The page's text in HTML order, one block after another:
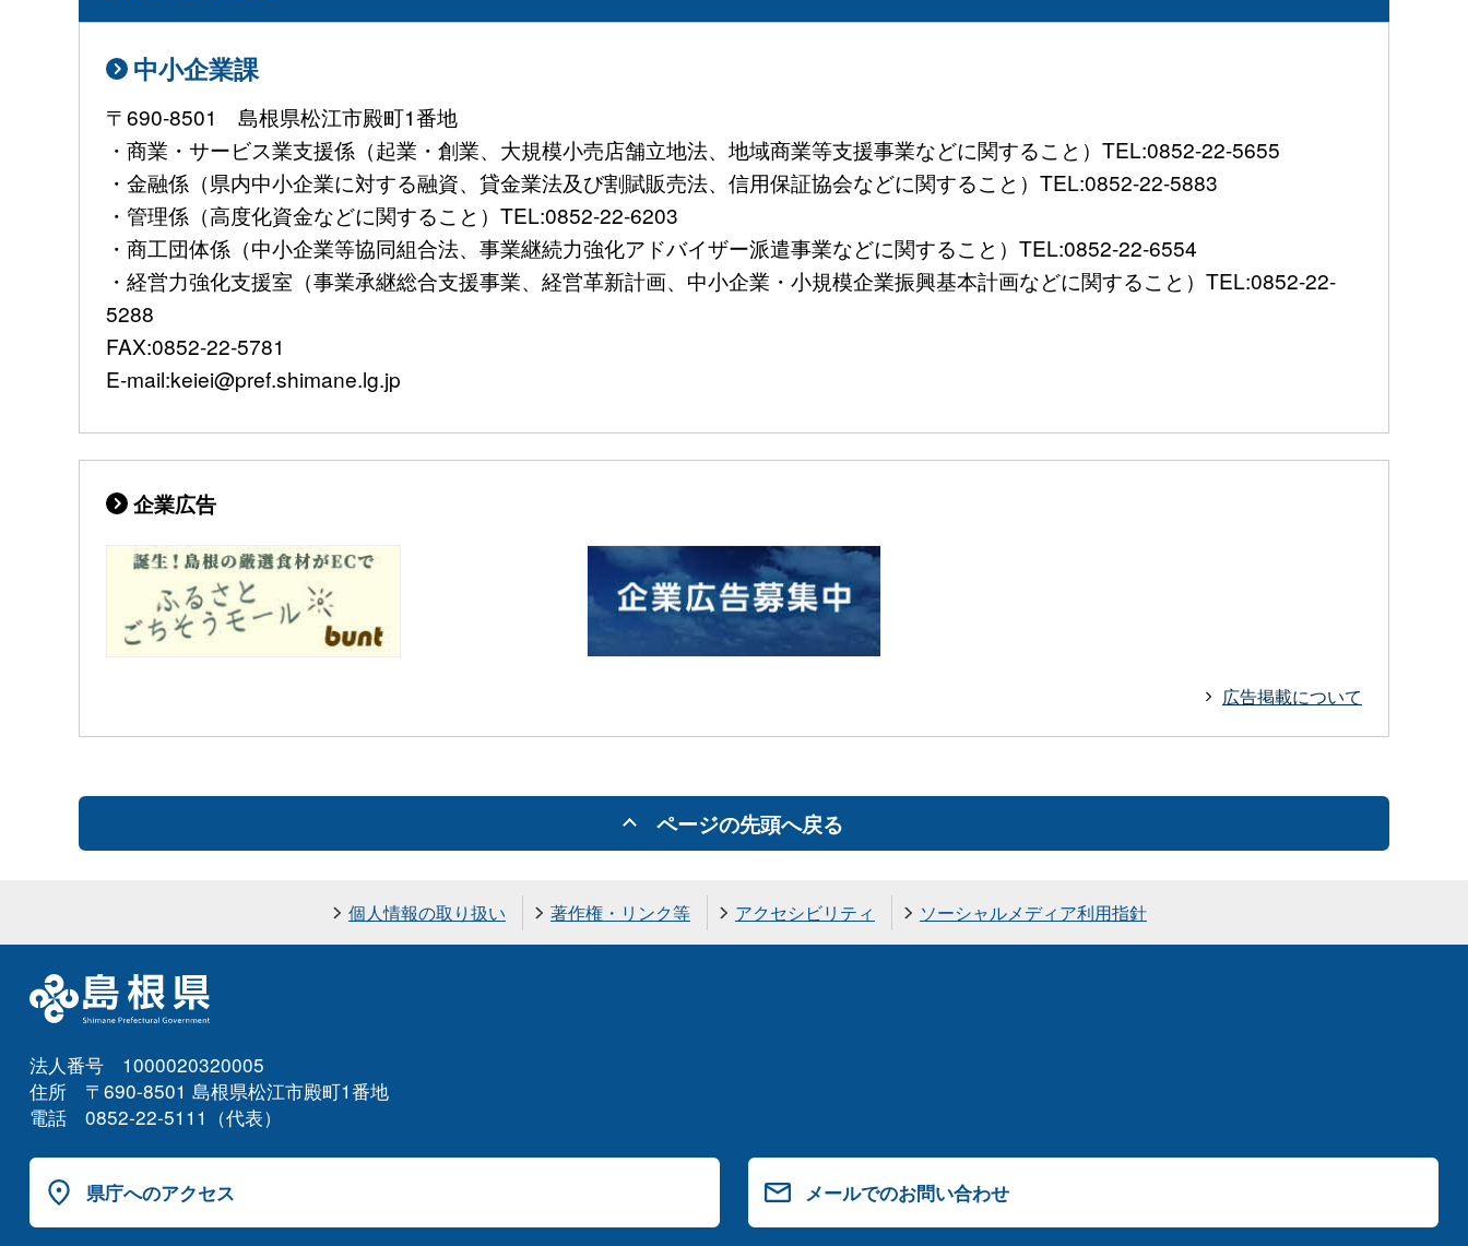
中小企業課
〒690-8501 島根県松江市殿町1番地
・商業・サービス業支援係（起業・創業、大規模小売店舗立地法、地域商業等支援事業などに関すること）TEL:0852-22-5655
・金融係（県内中小企業に対する融資、貸金業法及び割賦販売法、信用保証協会などに関すること）TEL:0852-22-5883
・管理係（高度化資金などに関すること）TEL:0852-22-6203
・商工団体係（中小企業等協同組合法、事業継続力強化アドバイザー派遣事業などに関すること）TEL:0852-22-6554
・経営力強化支援室（事業承継総合支援事業、経営革新計画、中小企業・小規模企業振興基本計画などに関すること）TEL:0852-22-
5288
FAX:0852-22-5781
E-mail:keiei@pref.shimane.lg.jp
企業広告
広告掲載について
ページの先頭へ戻る
個人情報の取り扱い 著作権・リンク等 アクセシビリティ ソーシャルメディア利用指針
法人番号 1000020320005
住所 〒690-8501 島根県松江市殿町1番地
電話 0852-22-5111（代表）
県庁へのアクセス メールでのお問い合わせ